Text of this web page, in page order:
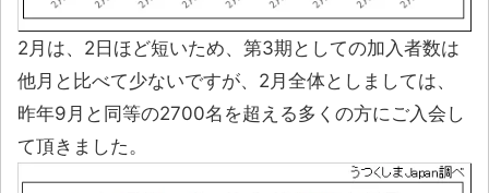
2月は、2日ほど短いため、第3期としての加入者数は
他月と比べて少ないですが、2月全体としましては、
昨年9月と同等の2700名を超える多くの方にご入会し
て頂きました。